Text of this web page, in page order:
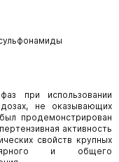
при использовании
не оказывающих
продемонстрирован
активность
свойств крупных
и общего